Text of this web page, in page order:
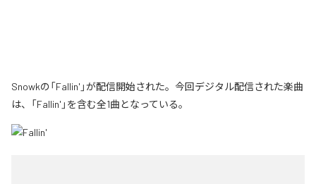
Snowkの「Fallin'」が配信開始された。今回デジタル配信された楽曲
は、「Fallin'」を含む全1曲となっている。